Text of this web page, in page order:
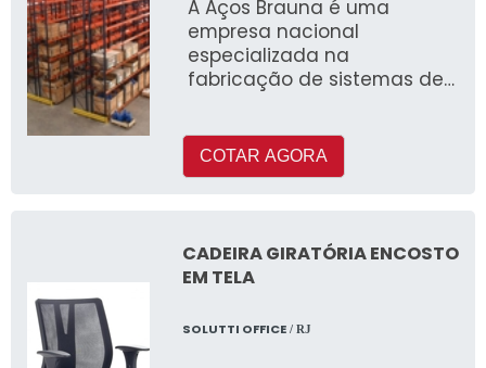
A Aços Brauna é uma
empresa nacional
especializada na
fabricação de sistemas de
COTAR AGORA
CADEIRA GIRATÓRIA ENCOSTO
EM TELA
SOLUTTI OFFICE/ RJ